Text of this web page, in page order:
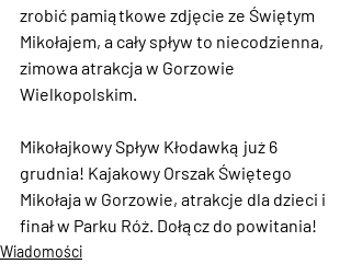
zrobić pamiątkowe zdjęcie ze Świętym
Mikołajem, a cały spływ to niecodzienna,
zimowa atrakcja w Gorzowie
Wielkopolskim.
Mikołajkowy Spływ Kłodawką już 6
grudnia! Kajakowy Orszak Świętego
Mikołaja w Gorzowie, atrakcje dla dzieci i
finał w Parku Róż. Dołącz do powitania!
Wiadomości